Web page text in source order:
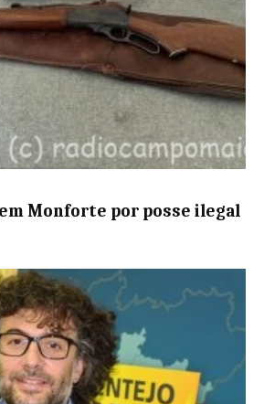
Monforte por posse ilegal